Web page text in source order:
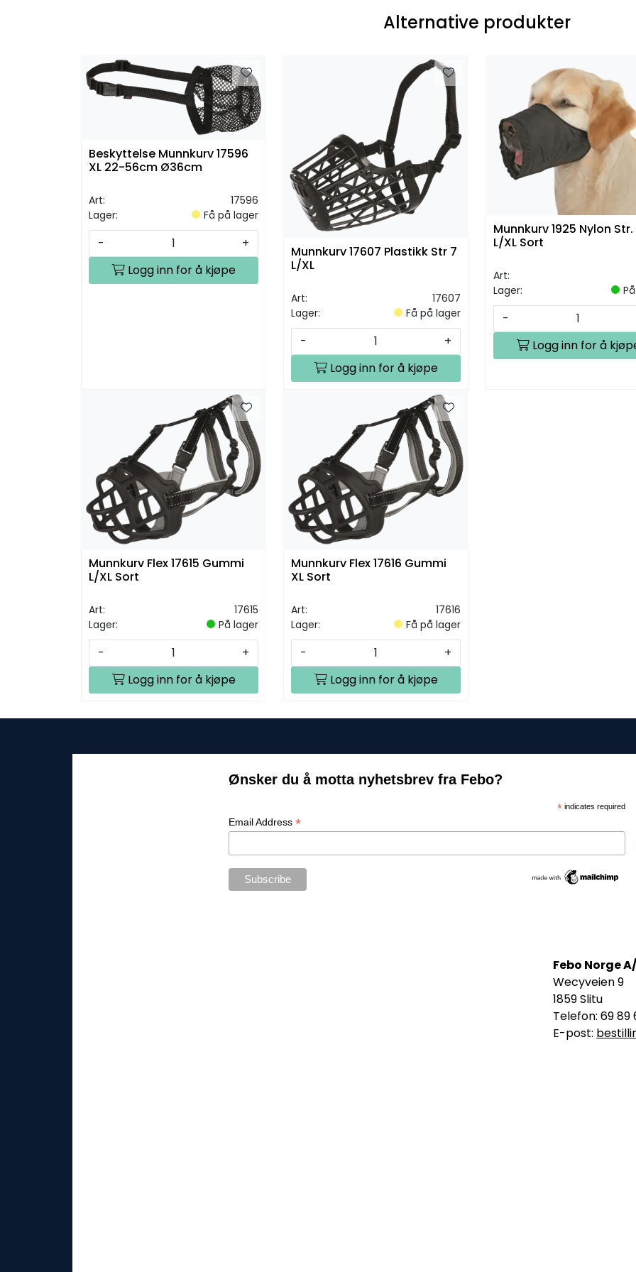
Alternative produkter
Beskyttelse Munnkurv 17596
XL 22-56cm Ø36cm
Art:
17596
Lager:
Få på lager
-
+
Logg inn for å kjøpe
Munnkurv 17607 Plastikk Str 7
L/XL
Art:
17607
Lager:
Få på lager
-
+
Logg inn for å kjøpe
Munnkurv 1925 Nylon
L/XL Sort
Art:
Lager:
-
Logg inn for å
Munnkurv Flex 17615 Gummi
L/XL Sort
Art:
17615
Lager:
På lager
-
+
Logg inn for å kjøpe
Munnkurv Flex 17616 Gummi
XL Sort
Art:
17616
Lager:
Få på lager
-
+
Logg inn for å kjøpe
Ønsker du å motta nyhetsbrev fra Febo?
*indicates required
Email Address *
Febo Norge
Wecyveien 9
1859 Slitu
Telefon: 69 89
E-post: